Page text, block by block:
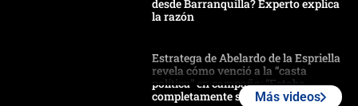
desde Barranquilla? Experto explica
la razón
Estratega de Abelardo de la Espriella
revela cómo venció a la “casta
política” en campaña: “Estaba
completamente seguro”Más videos